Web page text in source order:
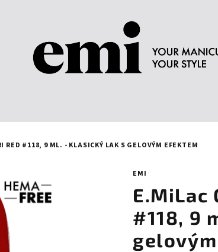
RED #118, 9 ML. - KLASICKÝ LAK S GELOVÝM EFEKTEM
EMI
E.MiLac
#118, 9